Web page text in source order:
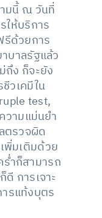
มนี้ ณ วันที่
ให้บริการ
ด้วยการ
บาลรัฐแล้ว
ถึง ก็จะยัง
วเคมีใน
test,
วามแม่นยำ
ตรวจผิด
พิ่มเติมด้วย
ร่ำก็สามารถ
การเจาะ
รแท้งบุตร